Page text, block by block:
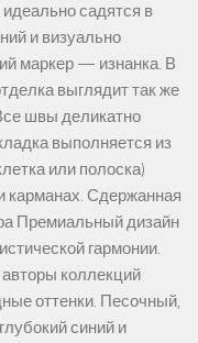
садятся в
и визуально
маркер — изнанка. В
выглядит так же
швы деликатно
выполняется из
или полоска)
карманах. Сдержанная
Премиальный дизайн
гармонии.
коллекций
оттенки. Песочный,
синий и